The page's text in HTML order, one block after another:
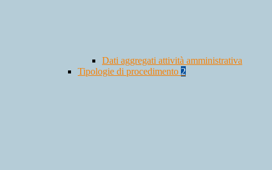
Dati aggregati attività amministrativa
Tipologie di procedimento 2